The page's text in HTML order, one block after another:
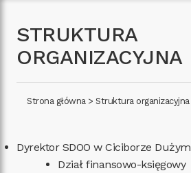
STRUKTURA
ORGANIZACYJNA
Strona główna> Struktura organizacyjna
Dyrektor SDOO w Ciciborze Dużym
Dział finansowo-księgowy